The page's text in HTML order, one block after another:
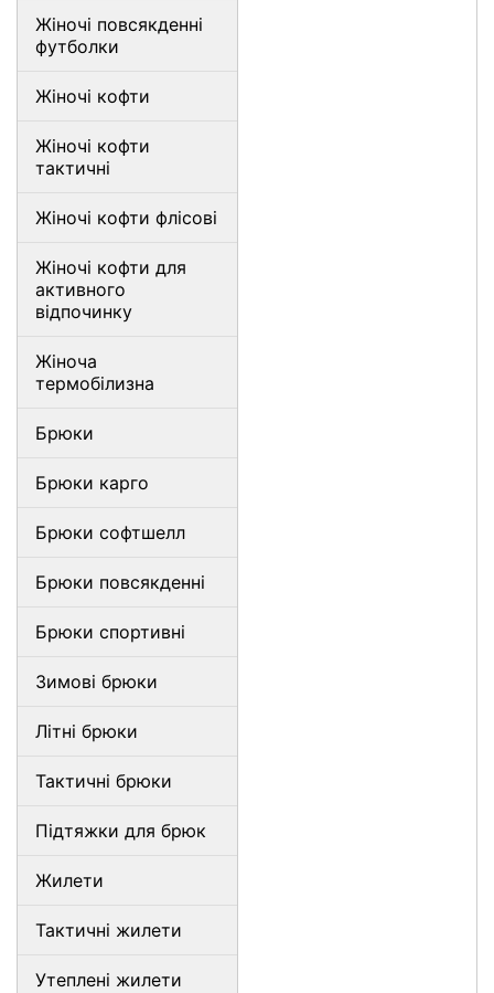
Жіночі повсякденні
футболки
Жіночі кофти
Жіночі кофти
тактичні
Жіночі кофти флісові
Жіночі кофти для
активного
відпочинку
Жіноча
термобілизна
Брюки
Брюки карго
Брюки софтшелл
Брюки повсякденні
Брюки спортивні
Зимові брюки
Літні брюки
Тактичні брюки
Підтяжки для брюк
Жилети
Тактичні жилети
Утеплені жилети